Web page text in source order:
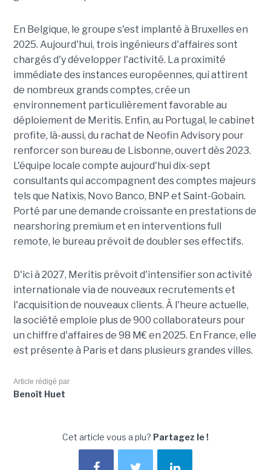
En Belgique, le groupe s'est implanté à Bruxelles en
2025. Aujourd'hui, trois ingénieurs d'affaires sont
chargés d'y développer l'activité. La proximité
immédiate des instances européennes, qui attirent
de nombreux grands comptes, crée un
environnement particulièrement favorable au
déploiement de Meritis. Enfin, au Portugal, le cabinet
profite, là-aussi, du rachat de Neofin Advisory pour
renforcer son bureau de Lisbonne, ouvert dès 2023.
L'équipe locale compte aujourd'hui dix-sept
consultants qui accompagnent des comptes majeurs
tels que Natixis, Novo Banco, BNP et Saint-Gobain.
Porté par une demande croissante en prestations de
nearshoring premium et en interventions full
remote, le bureau prévoit de doubler ses effectifs.
D'ici à 2027, Meritis prévoit d'intensifier son activité
internationale via de nouveaux recrutements et
l'acquisition de nouveaux clients. À l'heure actuelle,
la société emploie plus de 900 collaborateurs pour
un chiffre d'affaires de 98 M€ en 2025. En France, elle
est présente à Paris et dans plusieurs grandes villes.
Article rédigé par
Benoît Huet
Cet article vous a plu? Partagez le !